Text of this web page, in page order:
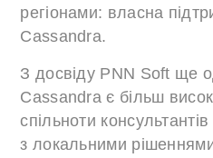
регіонами: власна
Cassandra.
З досвіду PNN Soft ще
Cassandra є більш
спільноти
з локальними